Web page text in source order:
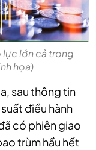
lực lớn cả trong
họa)
sau thông tin
điều hành
có phiên giao
trùm hầu hết